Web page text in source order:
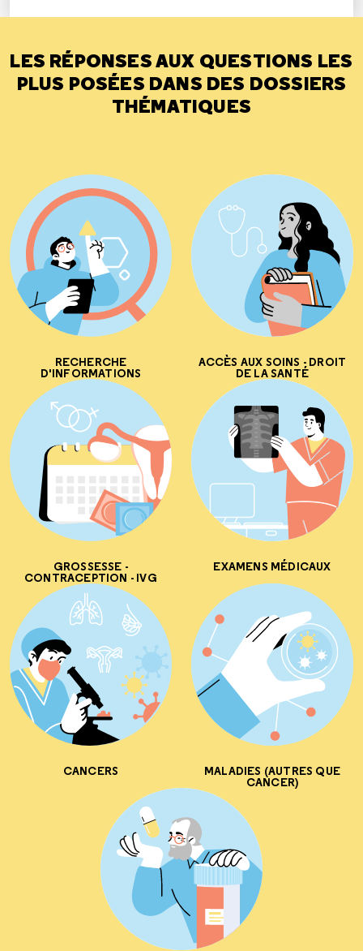
LES RÉPONSES AUX QUESTIONS LES
PLUS POSÉES DANS DES DOSSIERS
THÉMATIQUES
RECHERCHE
D'INFORMATIONS
ACCÈS AUX SOINS - DROIT
DE LA SANTÉ
GROSSESSE -
CONTRACEPTION - IVG
EXAMENS MÉDICAUX
CANCERS MALADIES (AUTRES QUE
CANCER)